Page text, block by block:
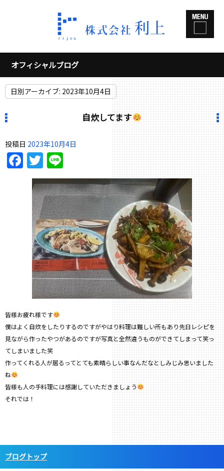
オフィシャルブログ
日別アーカイブ: 2023年10月4日
自炊してます
投稿日 2023年10月4日
Facebook
Twitter
皆様お疲れ様です
僕はよく自炊をしたりするのですがやはり料理は難しい所もあり先日レシピを
見ながら作ったやつがあるのですが写真と全然違うものができてしまって笑っ
てしまいました笑
作ってくれる人が居るってとても素晴らしい事なんだなとしみじみ思いました
ね
皆様も人の手料理には感謝していただきましょう
それでは！
ブログトップ